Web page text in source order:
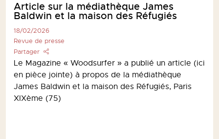
Article sur la médiathèque James
Baldwin et la maison des Réfugiés
18/02/2026
Revue de presse
Partager
Le Magazine « Woodsurfer » a publié un article (ici
en pièce jointe) à propos de la médiathèque
James Baldwin et la maison des Réfugiés, Paris
XIXème (75)